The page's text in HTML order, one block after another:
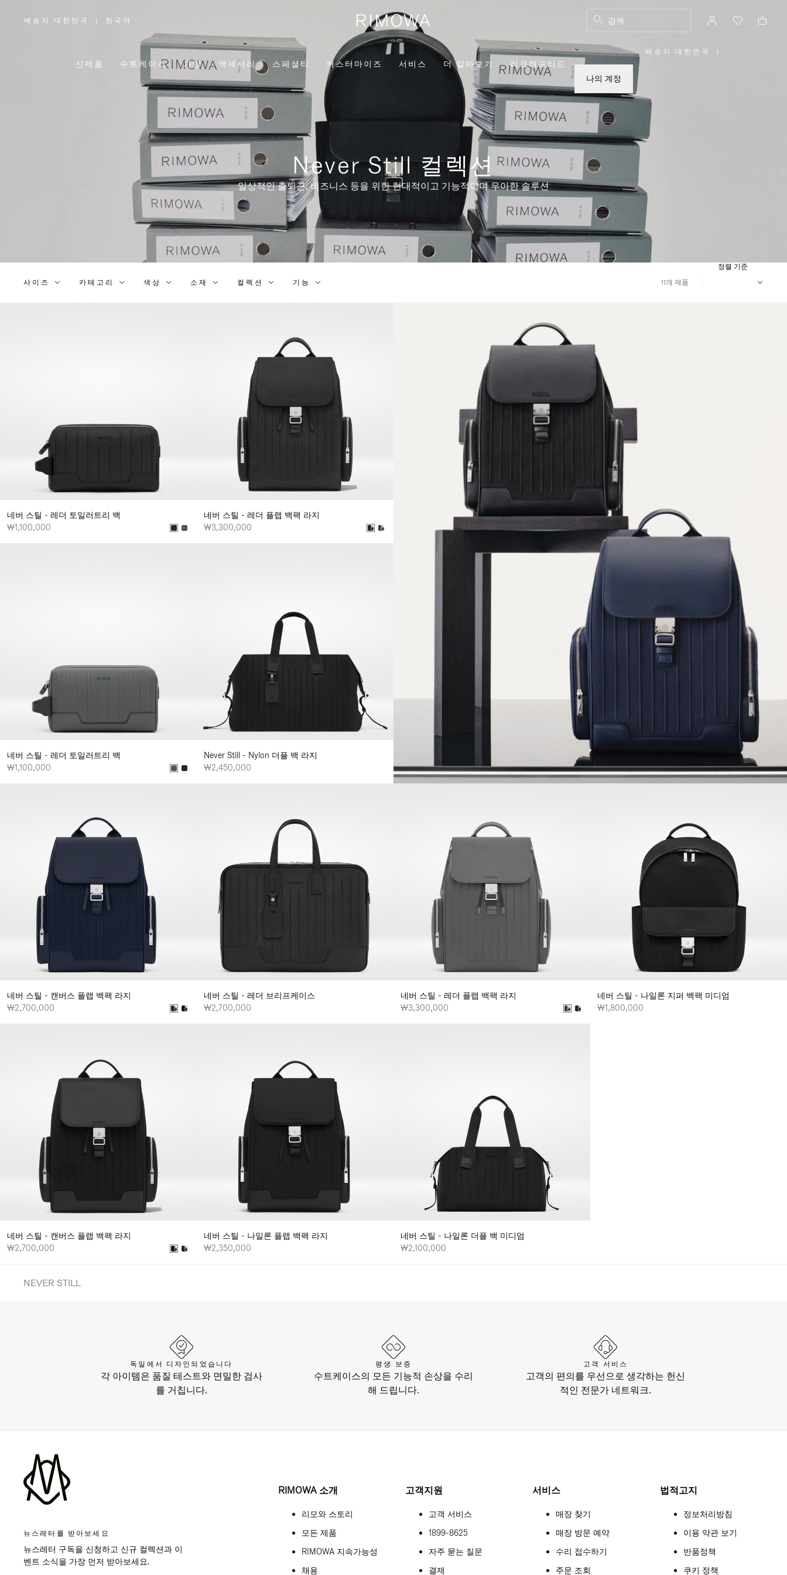
배송지 대한민국
,
| 한국어 검색
신제품 수트케이스 가방 액세서리 스페셜티 커스터마이즈 서비스 더 알아보기
리크래프티드
나의 계정
배송지 대한민국
,
|
Never Still 컬렉션
일상적인 출퇴근, 비즈니스 등을 위한 현대적이고 기능적이며 우아한 솔루션
다
사이즈 카테고리 색상 소재 컬렉션 기능 11개 제품
정렬 기준
네버 스틸 - 레더 토일러트리 백
₩1,100,000
네버 스틸 - 레더 플랩 백팩 라지
₩3,300,000
네버 스틸 - 레더 토일러트리 백
₩1,100,000
Never Still - Nylon 더플 백 라지
₩2,450,000
네버 스틸 - 캔버스 플랩 백팩 라지
₩2,700,000
네버 스틸 - 레더 브리프케이스
₩2,700,000
네버 스틸 - 레더 플랩 백팩 라지
₩3,300,000
네버 스틸 - 나일론 지퍼 백팩 미디엄
₩1,800,000
네버 스틸 - 캔버스 플랩 백팩 라지
₩2,700,000
네버 스틸 - 나일론 플랩 백팩 라지
₩2,350,000
네버 스틸 - 나일론 더플 백 미디엄
₩2,100,000
NEVER STILL
독일에서 디자인되었습니다
각 아이템은 품질 테스트와 면밀한 검사
를 거칩니다.
평생 보증
수트케이스의 모든 기능적 손상을 수리
해 드립니다.
고객 서비스
고객의 편의를 우선으로 생각하는 헌신
적인 전문가 네트워크.
뉴스레터를 받아보세요
뉴스레터 구독을 신청하고 신규 컬렉션과 이
벤트 소식을 가장 먼저 받아보세요.
RIMOWA 소개
리모와 스토리
모든 제품
RIMOWA 지속가능성
채용
고객지원
고객 서비스
1899-8625
자주 묻는 질문
결제
서비스
매장 찾기
매장 방문 예약
수리 접수하기
주문 조회
법적고지
정보처리방침
이용 약관 보기
반품정책
쿠키 정책